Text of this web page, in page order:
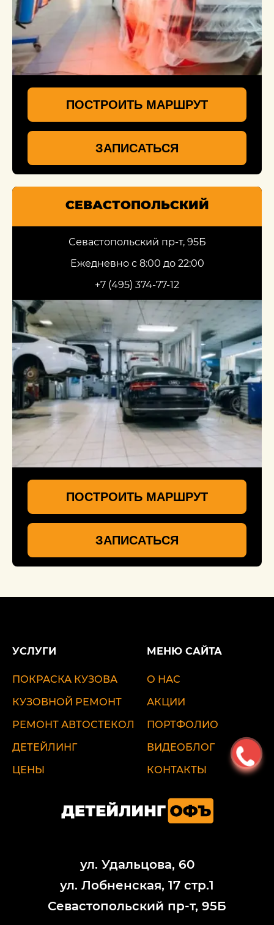
ПОСТРОИТЬ МАРШРУТ
ЗАПИСАТЬСЯ
СЕВАСТОПОЛЬСКИЙ
Севастопольский пр-т, 95Б
Ежедневно с 8:00 до 22:00
+7 (495) 374-77-12
ПОСТРОИТЬ МАРШРУТ
ЗАПИСАТЬСЯ
УСЛУГИ
ПОКРАСКА КУЗОВА
КУЗОВНОЙ РЕМОНТ
РЕМОНТ АВТОСТЕКОЛ
ДЕТЕЙЛИНГ
ЦЕНЫ
МЕНЮ САЙТА
О НАС
АКЦИИ
ПОРТФОЛИО
ВИДЕОБЛОГ
КОНТАКТЫ
ул. Удальцова, 60
ул. Лобненская, 17 стр.1
Севастопольский пр-т, 95Б